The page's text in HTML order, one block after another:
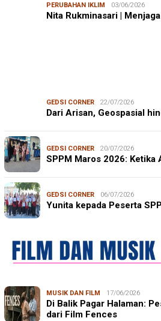
PERUBAHAN IKLIM 03/06/2026
Nita Rukminasari |
GEDSI CORNER 22/07/2026
Dari Arisan, Geospasial
GEDSI CORNER 20/07/2026
SPPM Maros 2026: Ketika
GEDSI CORNER 06/07/2026
Yunita kepada Peserta
MUSIK DAN FILM 17/06/2026
Di Balik Pagar Halaman:
dari Film Fences